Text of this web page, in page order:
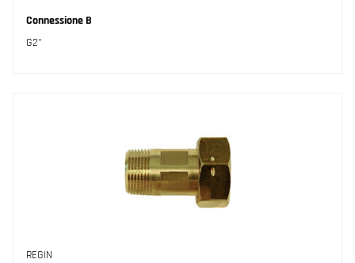
Connessione B
G2"
REGIN